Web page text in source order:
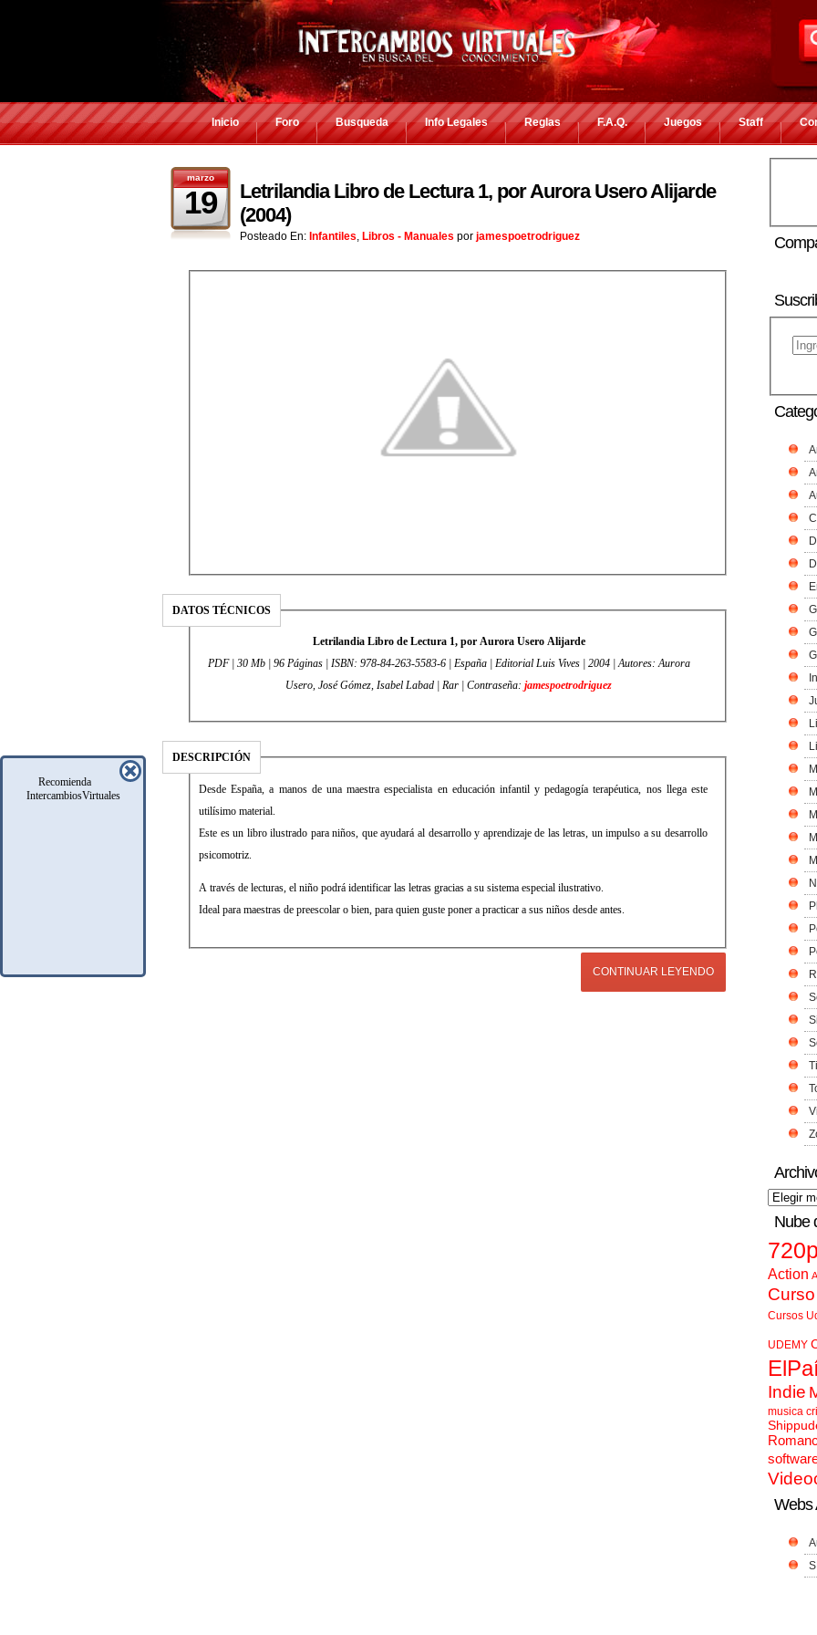
Recomienda
IntercambiosVirtuales
Inicio Foro Busqueda Info Legales Reglas F.A.Q. Juegos Staff
marzo
19
Letrilandia Libro de Lectura 1, por Aurora Usero Alijarde
(2004)
Posteado En: Infantiles, Libros - Manuales por jamespoetrodriguez
DATOS TÉCNICOS
Letrilandia Libro de Lectura 1, por Aurora Usero Alijarde
PDF | 30 Mb | 96 Páginas | ISBN: 978-84-263-5583-6 | España | Editorial Luis Vives | 2004 | Autores: Aurora
Usero, José Gómez, Isabel Labad | Rar | Contraseña: jamespoetrodriguez
DESCRIPCIÓN
Desde España, a manos de una maestra especialista en educación infantil y pedagogía terapéutica, nos llega este
utilísimo material.
Este es un libro ilustrado para niños, que ayudará al desarrollo y aprendizaje de las letras, un impulso a su desarrollo
psicomotriz.
A través de lecturas, el niño podrá identificar las letras gracias a su sistema especial ilustrativo.
Ideal para maestras de preescolar o bien, para quien guste poner a practicar a sus niños desde antes.
CONTINUAR LEYENDO
Nube
Action
Cursos
UDEMY
Indie
musica
Webs